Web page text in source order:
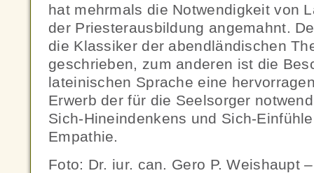
hat mehrmals die Notwendigkeit von
der Priesterausbildung angemahnt.
die Klassiker der abendländischen
geschrieben, zum anderen ist die
lateinischen Sprache eine
Erwerb der für die Seelsorger
Sich-Hineindenkens und Sich-
Empathie.
Foto: Dr. iur. can. Gero P. Weishaupt